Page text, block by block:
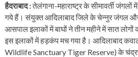
हैदराबाद :तेलंगाना-महाराष्ट्र के सीमावर्ती
गये हैं। संयुक्त आदिलाबाद जिले के चेन्नुर जंगल
आसपाल इलाकों में बाघों ने तीन महीने में सात
इस इलाकों में हड़कंप मच गया है। आदिलाबाद
Wildlife Sanctuary Tiger Reserve) के